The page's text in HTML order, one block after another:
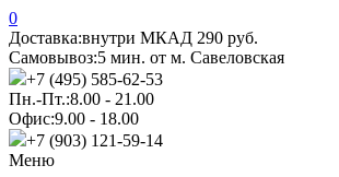
0
Доставка:внутри МКАД 290 руб.
Самовывоз:5 мин. от м. Савеловская
+7 (495) 585-62-53
Пн.-Пт.:8.00 - 21.00
Офис:9.00 - 18.00
+7 (903) 121-59-14
Меню